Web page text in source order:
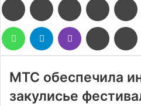
FacebookTwitter LinkedIn Pinterest
WhatsAppTelegram Viber
через
МТС обеспечила
закулисье